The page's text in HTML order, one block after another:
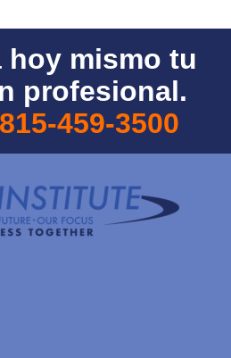
hoy mismo tu
profesional.
815-459-3500